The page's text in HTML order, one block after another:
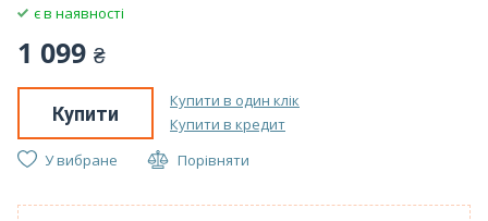
є в наявності
1 099 ₴
Купити
Купити в один клік
Купити в кредит
У вибране
Порівняти